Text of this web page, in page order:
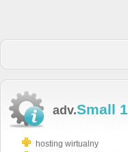
adv.Small 1
hosting wirtualny